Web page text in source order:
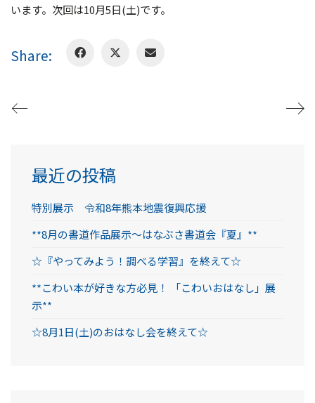
います。次回は10月5日(土)です。
Share:
最近の投稿
特別展示 令和8年熊本地震復興応援
**8月の書道作品展示～はなぶさ書道会『夏』**
☆『やってみよう！調べる学習』を終えて☆
**こわい本が好きな方必見！ 「こわいおはなし」展
示**
☆8月1日(土)のおはなし会を終えて☆